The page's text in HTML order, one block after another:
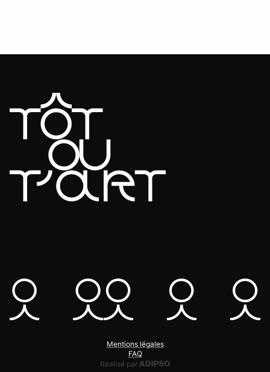
Mentions légales
FAQ
Réalisé par
Adipso, agence web et